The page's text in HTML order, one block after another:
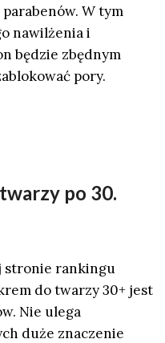
W tym
nawilżenia i
będzie zbędnym
pory.
po 30.
stronie rankingu
do twarzy 30+ jest
Nie ulega
duże znaczenie